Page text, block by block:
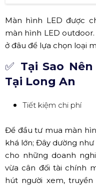
Màn hình LED được
màn hình LED
ở đâu để lựa chọn loại
✅ Tại Sao
Tại Long An
Tiết kiệm chi phí
Để đầu tư mua màn
khá lớn; Đây dường
cho những doanh
vừa cân đối tài chính
hút người xem,